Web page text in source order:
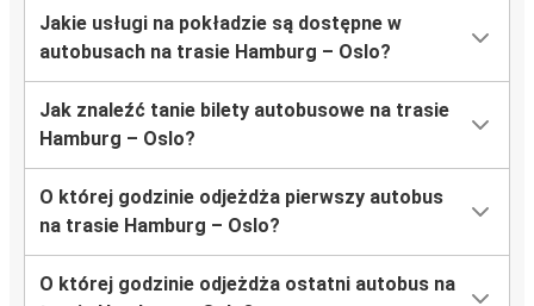
Jakie usługi na pokładzie są dostępne w
autobusach na trasie Hamburg – Oslo?
Jak znaleźć tanie bilety autobusowe na trasie
Hamburg – Oslo?
O której godzinie odjeżdża pierwszy autobus
na trasie Hamburg – Oslo?
O której godzinie odjeżdża ostatni autobus na